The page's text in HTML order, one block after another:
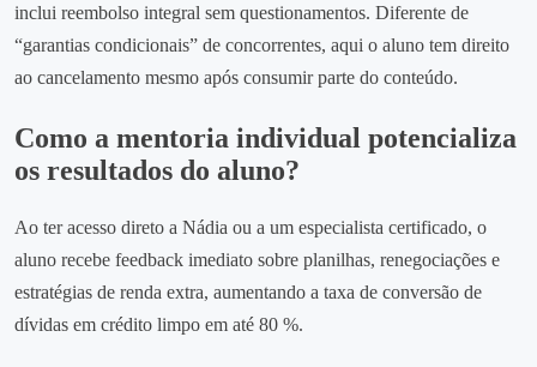
inclui reembolso integral sem questionamentos. Diferente de
“garantias condicionais” de concorrentes, aqui o aluno tem direito
ao cancelamento mesmo após consumir parte do conteúdo.
Como a mentoria individual potencializa
os resultados do aluno?
Ao ter acesso direto a Nádia ou a um especialista certificado, o
aluno recebe feedback imediato sobre planilhas, renegociações e
estratégias de renda extra, aumentando a taxa de conversão de
dívidas em crédito limpo em até 80 %.